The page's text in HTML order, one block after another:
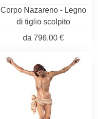
Corpo Nazareno - Legno
di tiglio scolpito
da 796,00 €